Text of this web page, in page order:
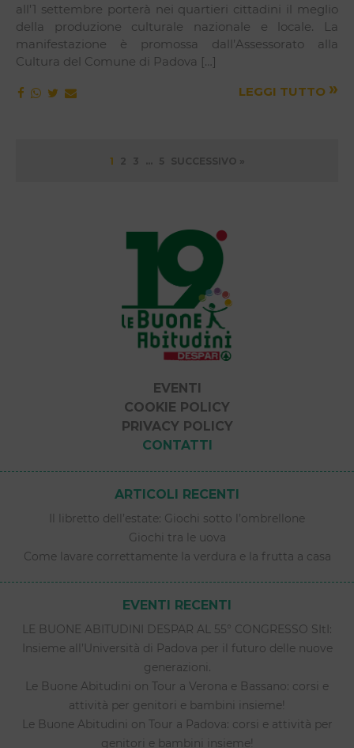
all’1 settembre porterà nei quartieri cittadini il meglio
della produzione culturale nazionale e locale. La
manifestazione è promossa dall’Assessorato alla
Cultura del Comune di Padova […]
LEGGI TUTTO »
Paginazione
1 2 3 5 SUCCESSIVO »
EVENTI
COOKIE POLICY
PRIVACY POLICY
CONTATTI
ARTICOLI RECENTI
Il libretto dell’estate: Giochi sotto l’ombrellone
Giochi tra le uova
Come lavare correttamente la verdura e la frutta a casa
EVENTI RECENTI
LE BUONE ABITUDINI DESPAR AL 55° CONGRESSO SItI:
Insieme all’Università di Padova per il futuro delle nuove
generazioni.
Le Buone Abitudini on Tour a Verona e Bassano: corsi e
attività per genitori e bambini insieme!
Le Buone Abitudini on Tour a Padova: corsi e attività per
genitori e bambini insieme!